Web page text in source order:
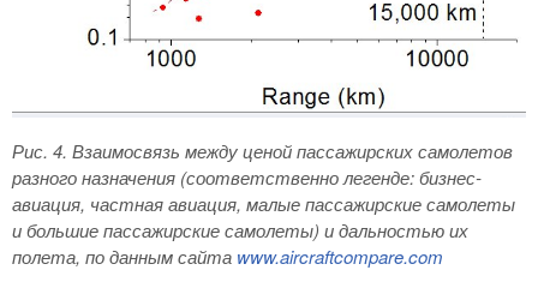
Рис. 4. Взаимосвязь между ценой пассажирских самолетов
разного назначения (соответственно легенде: бизнес-
авиация, частная авиация, малые пассажирские самолеты
и большие пассажирские самолеты) и дальностью их
полета, по данным сайта www.aircraftcompare.com